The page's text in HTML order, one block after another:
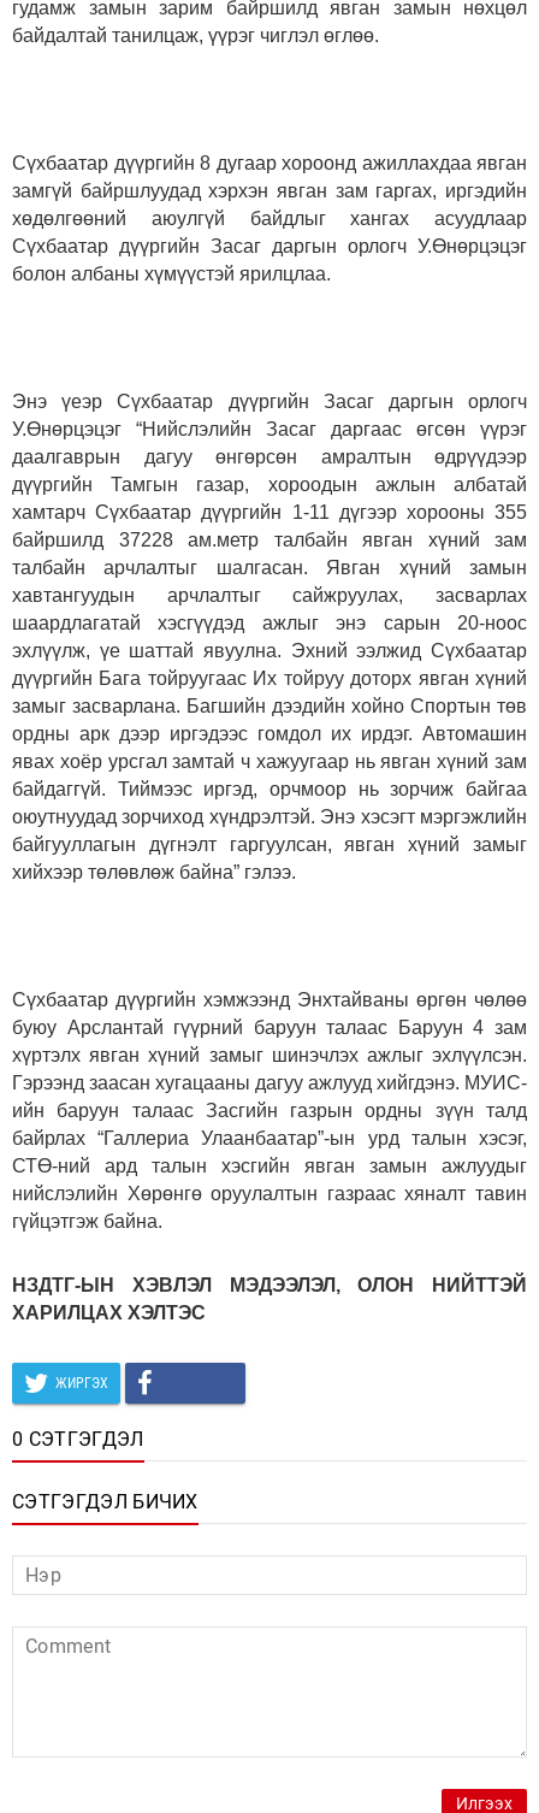
гудамж замын зарим байршилд явган замын нөхцөл
байдалтай танилцаж, үүрэг чиглэл өглөө.
Сүхбаатар дүүргийн 8 дугаар хороонд ажиллахдаа явган
замгүй байршлуудад хэрхэн явган зам гаргах, иргэдийн
хөдөлгөөний аюулгүй байдлыг хангах асуудлаар
Сүхбаатар дүүргийн Засаг даргын орлогч У.Өнөрцэцэг
болон албаны хүмүүстэй ярилцлаа.
Энэ үеэр Сүхбаатар дүүргийн Засаг даргын орлогч
У.Өнөрцэцэг “Нийслэлийн Засаг даргаас өгсөн үүрэг
даалгаврын дагуу өнгөрсөн амралтын өдрүүдээр
дүүргийн Тамгын газар, хороодын ажлын албатай
хамтарч Сүхбаатар дүүргийн 1-11 дүгээр хорооны 355
байршилд 37228 ам.метр талбайн явган хүний зам
талбайн арчлалтыг шалгасан. Явган хүний замын
хавтангуудын арчлалтыг сайжруулах, засварлах
шаардлагатай хэсгүүдэд ажлыг энэ сарын 20-ноос
эхлүүлж, үе шаттай явуулна. Эхний ээлжид Сүхбаатар
дүүргийн Бага тойруугаас Их тойруу доторх явган хүний
замыг засварлана. Багшийн дээдийн хойно Спортын төв
ордны арк дээр иргэдээс гомдол их ирдэг. Автомашин
явах хоёр урсгал замтай ч хажуугаар нь явган хүний зам
байдаггүй. Тиймээс иргэд, орчмоор нь зорчиж байгаа
оюутнуудад зорчиход хүндрэлтэй. Энэ хэсэгт мэргэжлийн
байгууллагын дүгнэлт гаргуулсан, явган хүний замыг
хийхээр төлөвлөж байна” гэлээ.
Сүхбаатар дүүргийн хэмжээнд Энхтайваны өргөн чөлөө
буюу Арслантай гүүрний баруун талаас Баруун 4 зам
хүртэлх явган хүний замыг шинэчлэх ажлыг эхлүүлсэн.
Гэрээнд заасан хугацааны дагуу ажлууд хийгдэнэ. МУИС-
ийн баруун талаас Засгийн газрын ордны зүүн талд
байрлах “Галлериа Улаанбаатар”-ын урд талын хэсэг,
СТӨ-ний ард талын хэсгийн явган замын ажлуудыг
нийслэлийн Хөрөнгө оруулалтын газраас хяналт тавин
гүйцэтгэж байна.
НЗДТГ-ЫН ХЭВЛЭЛ МЭДЭЭЛЭЛ, ОЛОН НИЙТТЭЙ
ХАРИЛЦАХ ХЭЛТЭС
ЖИРГЭХ
0 СЭТГЭГДЭЛ
СЭТГЭГДЭЛ БИЧИХ
Илгээх